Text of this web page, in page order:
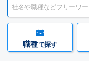
職種で探す